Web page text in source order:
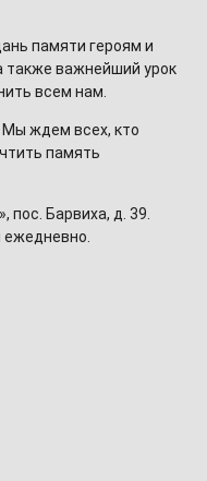
памяти героям и
также важнейший урок
всем нам.
Мы ждем всех, кто
память
пос. Барвиха, д. 39.
ежедневно.